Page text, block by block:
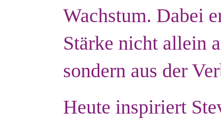
Wachstum. Dabei
Stärke nicht allein
sondern aus der
Heute inspiriert